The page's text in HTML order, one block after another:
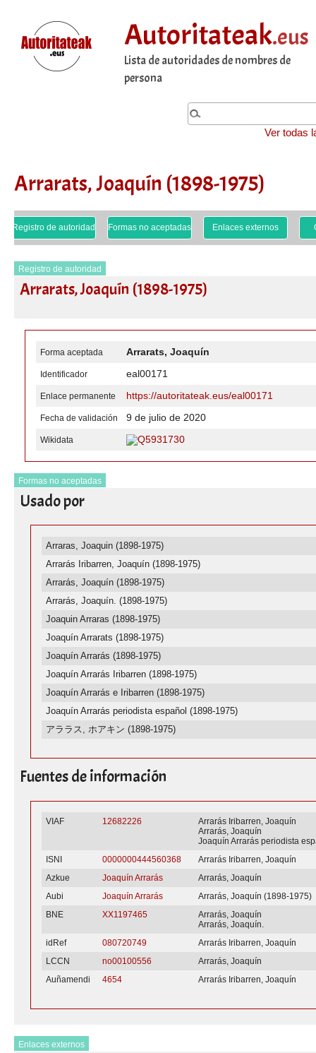
Autoritateak.eus
Lista de autoridades de nombres de
persona
Ver todas
Arrarats, Joaquín (1898-1975)
Registro de autoridad Formas no aceptadas Enlaces externos
Registro de autoridad
Arrarats, Joaquín (1898-1975)
Forma aceptada Arrarats, Joaquín
Identificador eal00171
Enlace permanente https://autoritateak.eus/eal00171
Fecha de validación 9 de julio de 2020
Wikidata Q5931730
Formas no aceptadas
Usado por
Arraras, Joaquin (1898-1975)
Arrarás Iribarren, Joaquín (1898-1975)
Arrarás, Joaquín (1898-1975)
Arrarás, Joaquín. (1898-1975)
Joaquin Arraras (1898-1975)
Joaquín Arrarats (1898-1975)
Joaquín Arrarás (1898-1975)
Joaquín Arrarás Iribarren (1898-1975)
Joaquín Arrarás e Iribarren (1898-1975)
Joaquín Arrarás periodista español (1898-1975)
アララス, ホアキン (1898-1975)
Fuentes de información
VIAF 12682226
Arrarás Iribarren, Joaquín
Arrarás, Joaquín
Joaquín Arrarás periodista
ISNI
0000000444560368
Arrarás Iribarren, Joaquín
Azkue
Joaquín Arrarás
Arrarás, Joaquín
Aubi
Joaquín Arrarás
Arrarás, Joaquín (1898-1975)
BNE
XX1197465
Arrarás, Joaquín
Arrarás, Joaquín.
idRef
080720749
Arrarás Iribarren, Joaquín
LCCN
no00100556
Arrarás, Joaquín
Auñamendi
4654 Arrarás Iribarren, Joaquín
Enlaces externos